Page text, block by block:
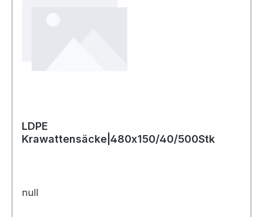
LDPE
Krawattensäcke|480x150/40/500Stk
null